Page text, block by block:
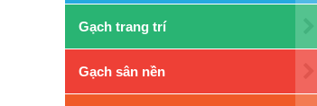
Gạch trang trí
Gạch sân nền